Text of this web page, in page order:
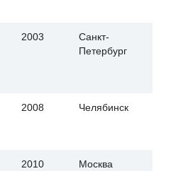
2003
Санкт-
Петербург
2008 Челябинск
2010 Москва